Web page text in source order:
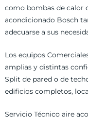
como bombas de calor
acondicionado Bosch
adecuarse a sus
Los equipos
amplias y distintas
Split de pared o de
edificios completos,
Servicio Técnico aire